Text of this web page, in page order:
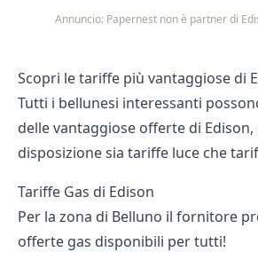
Annuncio: Papernest non è partner di
Scopri le tariffe più vantaggiose di
Tutti i bellunesi interessanti
delle vantaggiose offerte di Edison,
disposizione sia tariffe luce che
Tariffe Gas di Edison
Per la zona di Belluno il fornitore
offerte gas disponibili per tutti!